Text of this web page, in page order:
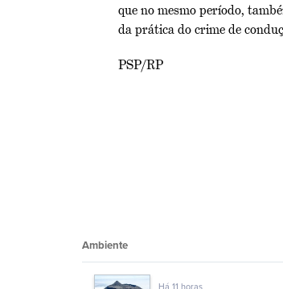
que no mesmo período,
da prática do crime de
PSP/RP
Ambiente
Há 11 horas